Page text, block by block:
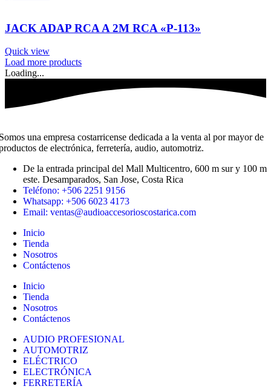
JACK ADAP RCA A 2M RCA «P-113»
Quick view
Load more products
Loading...
una empresa costarricense dedicada a la venta al por mayor de
de electrónica, ferretería, audio, automotriz.
De la entrada principal del Mall Multicentro, 600 m sur y 100 m
este. Desamparados, San Jose, Costa Rica
Teléfono: +506 2251 9156
Whatsapp: +506 6023 4173
Email: ventas@audioaccesorioscostarica.com
Inicio
Tienda
Nosotros
Contáctenos
Inicio
Tienda
Nosotros
Contáctenos
AUDIO PROFESIONAL
AUTOMOTRIZ
ELÉCTRICO
ELECTRÓNICA
FERRETERÍA